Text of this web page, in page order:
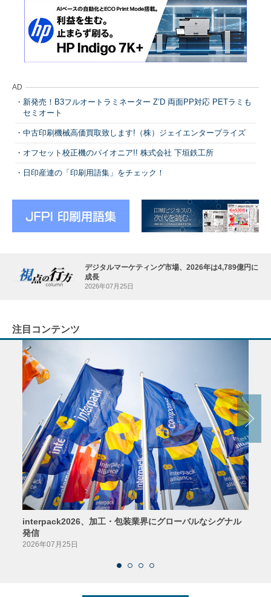
AD
新発売！B3フルオートラミネーター Z’D 両面PP対応 PETラミも
セミオート
中古印刷機械高価買取致します!（株）ジェイエンタープライズ
オフセット校正機のパイオニア!! 株式会社 下垣鉄工所
日印産連の「印刷用語集」をチェック！
デジタルマーケティング市場、2026年は4,789億円に
成長
2026年07月25日
注目コンテンツ
interpack2026、加工・包装業界にグローバルなシグナル
発信
2026年07月25日